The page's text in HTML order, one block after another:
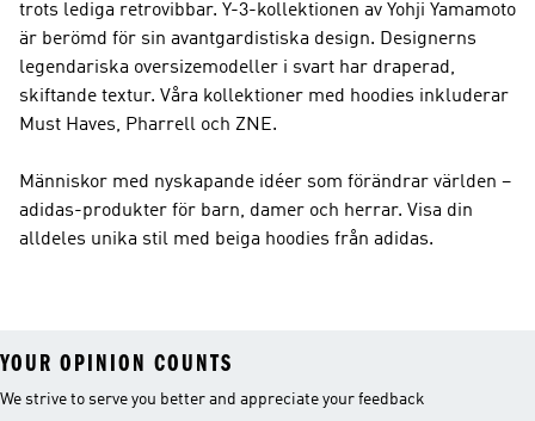
trots lediga retrovibbar. Y-3-kollektionen av Yohji Yamamoto
är berömd för sin avantgardistiska design. Designerns
legendariska oversizemodeller i svart har draperad,
skiftande textur. Våra kollektioner med hoodies inkluderar
Must Haves, Pharrell och ZNE.
Människor med nyskapande idéer som förändrar världen –
adidas-produkter för barn, damer och herrar. Visa din
alldeles unika stil med beiga hoodies från adidas.
YOUR OPINION COUNTS
We strive to serve you better and appreciate your feedback